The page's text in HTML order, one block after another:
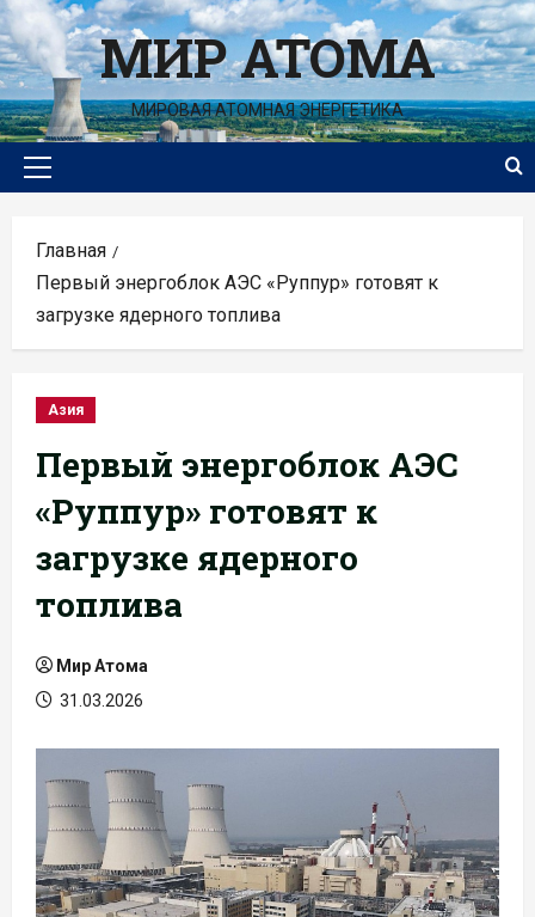
Перейти
к
содержимомуМИР АТОМА
МИРОВАЯ АТОМНАЯ ЭНЕРГЕТИКА
Основное
Главная
Первый энергоблок АЭС «Руппур» готовят к
загрузке ядерного топлива
Азия
Первый энергоблок АЭС
«Руппур» готовят к
загрузке ядерного
топлива
Мир Атома
31.03.2026